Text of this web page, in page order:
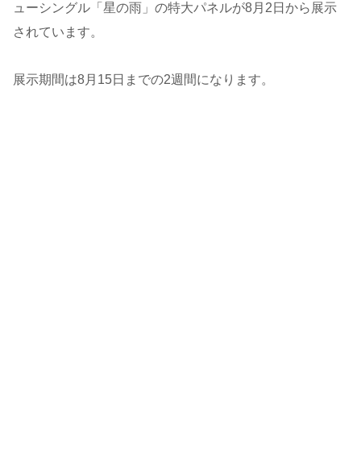
ューシングル「星の雨」の特大パネルが8月2日から展示
されています。
展示期間は8月15日までの2週間になります。